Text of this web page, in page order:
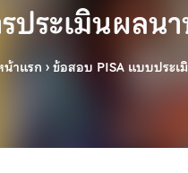
ประเมินผล
าแรก ›ข้อสอบ PISA แบบประเ